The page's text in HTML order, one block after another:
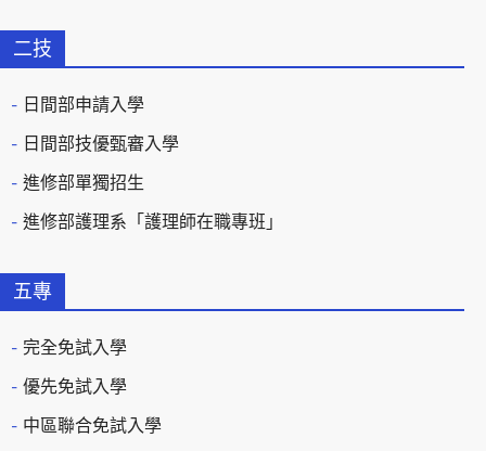
二技
日間部申請入學
日間部技優甄審入學
進修部單獨招生
進修部護理系「護理師在職專班」
五專
完全免試入學
優先免試入學
中區聯合免試入學